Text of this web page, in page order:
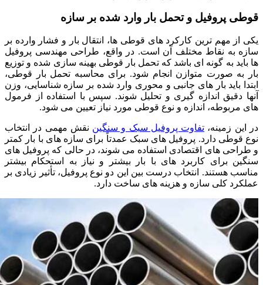
قوطی پروفیل و تحمل بار وارد شده بر سازه
یکی از مهم‌ ترین کارکرد های قوطی‌ ها، انتقال بار و فشار وارده بر
سازه به نقاط مختلف آن است. در واقع، طراحی مهندسی پروفیل‌
ها باید به گونه‌ ای باشد که تحمل بار قوطی بهینه‌ سازی شده و توزیع
بار به صورت متوازن انجام شود. برای محاسبه تحمل بار قوطی،
ابتدا باید بار های جانبی و محوری وارد شده بر سازه شناسایی، وزن
آنها دقیق اندازه‌ گیری و تحلیل شوند. سپس با استفاده از فرمول‌
های مربوطه، اندازه و نوع قوطی مورد نیاز تعیین می‌ شود.
در این زمینه، تفاوت پروفیل سبک و سنگین نقش مهمی در انتخاب
نوع قوطی دارد. پروفیل‌ های سبک عمدتاً برای سازه‌ های با بار کمتر
و طراحی‌ های اقتصادی استفاده می‌ شوند، در حالی که پروفیل‌ های
سنگین برای کاربرد های با بار بیشتر و نیاز به استحکام بیشتر
مناسب هستند. انتخاب درست بین این دو نوع پروفیل، تأثیر زیادی بر
عملکرد کلی سازه و هزینه‌ های ساخت دارد.